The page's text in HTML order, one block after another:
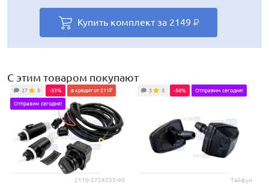
Купить комплект за 2149 ₽
Купить комплект за 2705 ₽
Купить комплект за 1761 ₽
Купить комплект за 2292 ₽
С этим товаром покупают
2110-3724255-90
27 5 -33% в кредит от 211₽
Отправим сегодня!
Тайфун
3 5 -56% Отправим сегодня!